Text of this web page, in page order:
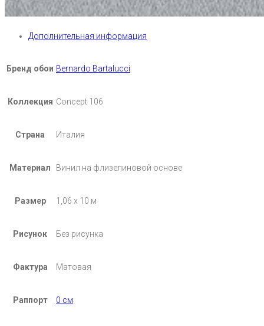
Дополнительная информация
Бренд обои Bernardo Bartalucci
Коллекция Concept 106
Страна Италия
Материал Винил на флизелиновой основе
Размер 1,06 х 10 м
Рисунок Без рисунка
Фактура Матовая
Раппорт 0 см